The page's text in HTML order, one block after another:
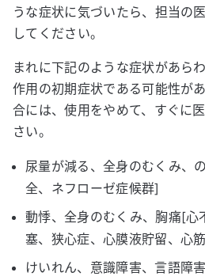
うな症状に気づいたら、担当の
してください。
まれに下記のような症状があ
作用の初期症状である可能性が
合には、使用をやめて、すぐに
さい。
尿量が減る、全身のむくみ、
全、ネフローゼ症候群]
動悸、全身のむくみ、胸痛[心
塞、狭心症、心膜液貯留、心
けいれん、意識障害、言語障